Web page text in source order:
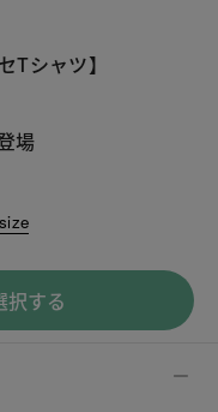
Tシャツ】
場
択する
ル